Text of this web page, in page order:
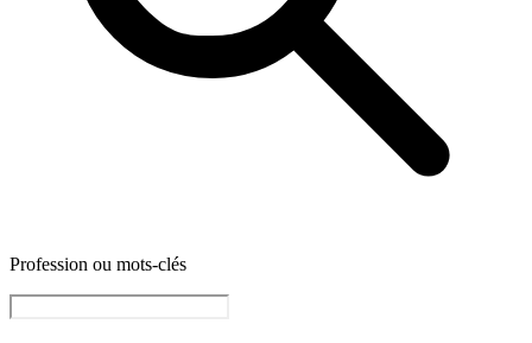
Profession ou mots-clés